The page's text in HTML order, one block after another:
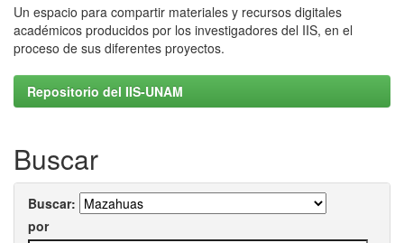
Un espacio para compartir materiales y recursos digitales
académicos producidos por los investigadores del IIS, en el
proceso de sus diferentes proyectos.
Repositorio del IIS-UNAM
Buscar
Buscar:
por